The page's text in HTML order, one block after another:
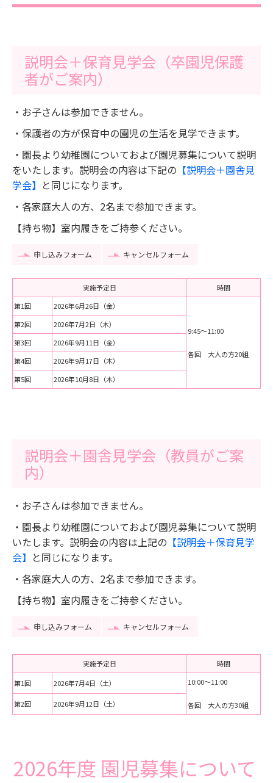
説明会＋保育見学会（卒園児保護
者がご案内）
・お子さんは参加できません。
・保護者の方が保育中の園児の生活を見学できます。
・園長より幼稚園についておよび園児募集について説明
をいたします。説明会の内容は下記の 【説明会＋園舎見
学会】 と同じになります。
・各家庭大人の方、2名まで参加できます。
【持ち物】室内履きをご持参ください。
申し込みフォーム キャンセルフォーム
実施予定日
時間
第1回
2026年6月26日（金）
9:45～11:00
各回 大人の方20組
第2回
2026年7月2日（木）
第3回
2026年9月11日（金）
第4回
2026年9月17日（木）
第5回
2026年10月8日（木）
説明会＋園舎見学会（教員がご案
内）
・お子さんは参加できません。
・園長より幼稚園についておよび園児募集について説明
いたします。説明会の内容は上記の 【説明会＋保育見学
会】 と同じになります。
・各家庭大人の方、2名まで参加できます。
【持ち物】室内履きをご持参ください。
申し込みフォーム キャンセルフォーム
実施予定日
時間
第1回
2026年7月4日（土） 10:00～11:00
各回 大人の方30組
第2回 2026年9月12日（土）
2026年度 園児募集について